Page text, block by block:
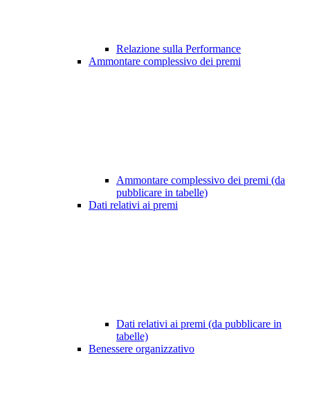
Relazione sulla Performance
Ammontare complessivo dei premi
Ammontare complessivo dei premi (da
pubblicare in tabelle)
Dati relativi ai premi
Dati relativi ai premi (da pubblicare in
tabelle)
Benessere organizzativo